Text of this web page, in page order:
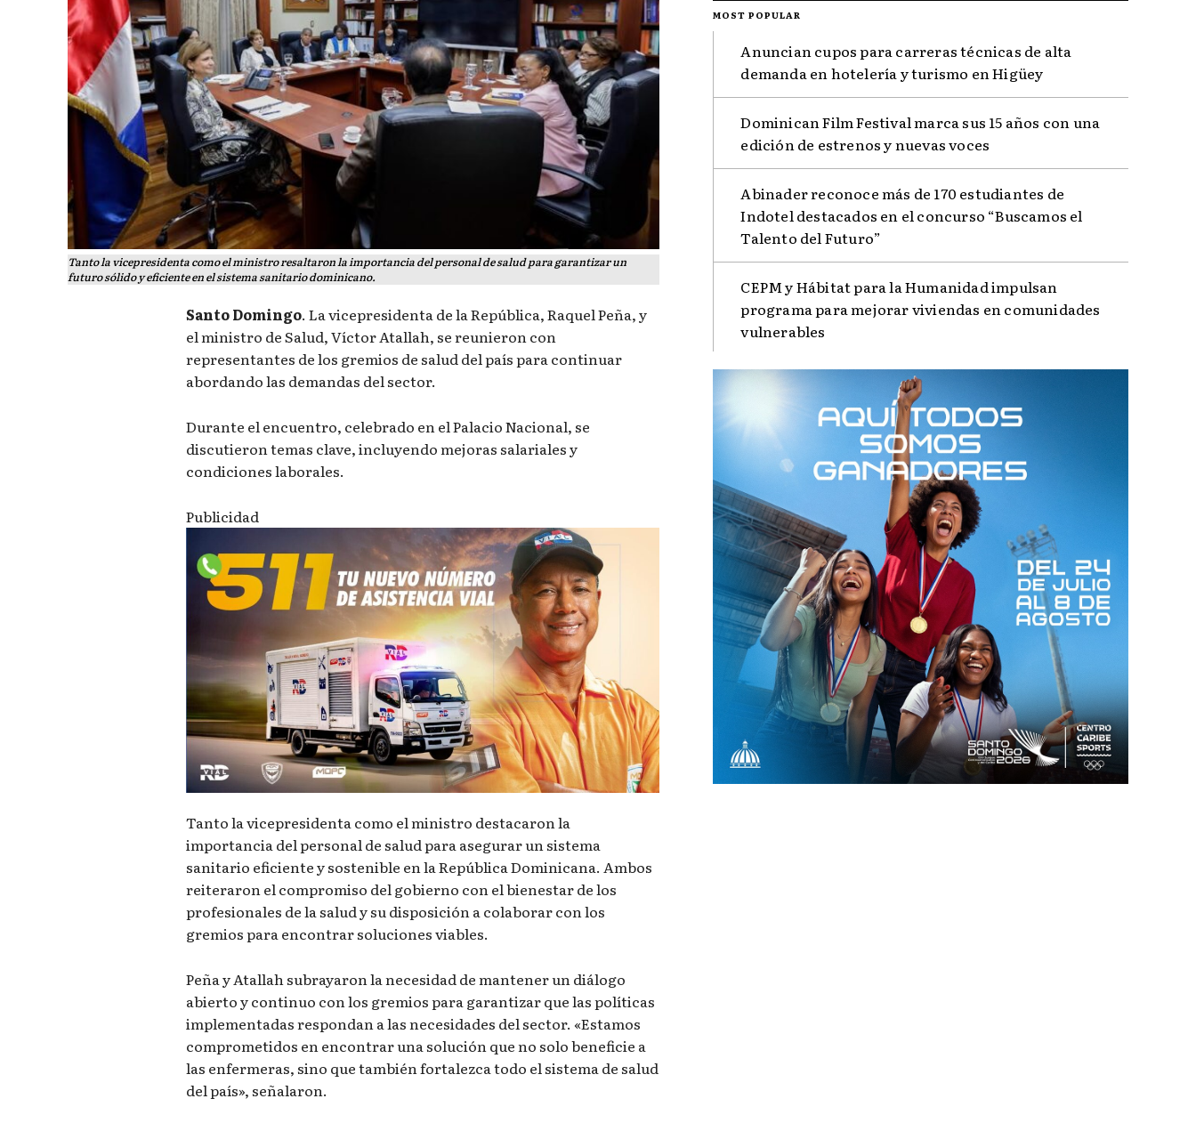
Tanto la vicepresidenta como el ministro resaltaron la importancia del personal de salud para garantizar un
futuro sólido y eficiente en el sistema sanitario dominicano.
Santo Domingo. La vicepresidenta de la República, Raquel Peña, y
el ministro de Salud, Víctor Atallah, se reunieron con
representantes de los gremios de salud del país para continuar
abordando las demandas del sector.
Durante el encuentro, celebrado en el Palacio Nacional, se
discutieron temas clave, incluyendo mejoras salariales y
condiciones laborales.
Publicidad
Tanto la vicepresidenta como el ministro destacaron la
importancia del personal de salud para asegurar un sistema
sanitario eficiente y sostenible en la República Dominicana. Ambos
reiteraron el compromiso del gobierno con el bienestar de los
profesionales de la salud y su disposición a colaborar con los
gremios para encontrar soluciones viables.
Peña y Atallah subrayaron la necesidad de mantener un diálogo
abierto y continuo con los gremios para garantizar que las políticas
implementadas respondan a las necesidades del sector. «Estamos
comprometidos en encontrar una solución que no solo beneficie a
las enfermeras, sino que también fortalezca todo el sistema de salud
del país», señalaron.
MOST POPULAR
Anuncian cupos para carreras técnicas de alta
demanda en hotelería y turismo en Higüey
Dominican Film Festival marca sus 15 años con una
edición de estrenos y nuevas voces
Abinader reconoce más de 170 estudiantes de
Indotel destacados en el concurso “Buscamos el
Talento del Futuro”
CEPM y Hábitat para la Humanidad impulsan
programa para mejorar viviendas en comunidades
vulnerables